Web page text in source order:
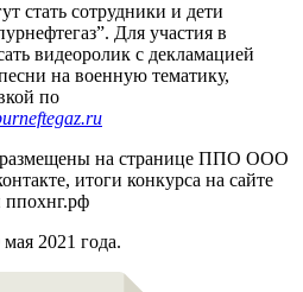
стать сотрудники и дети
Для участия в
видеоролик с декламацией
на военную тематику,
по
размещены на странице ППО ООО
итоги конкурса на сайте
ппохнг.рф
2021 года.